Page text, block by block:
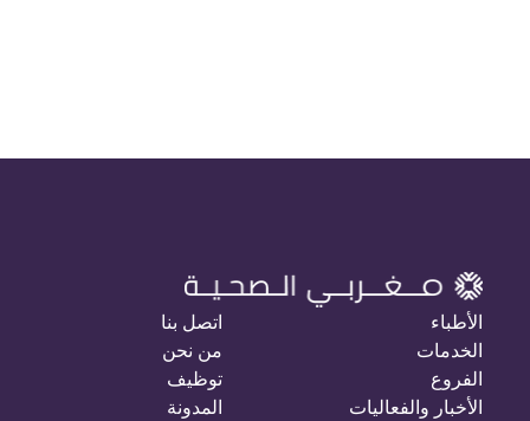
الأطباء
الخدمات
الفروع
الأخبار والفعاليات
اتصل بنا
من نحن
توظيف
المدونة